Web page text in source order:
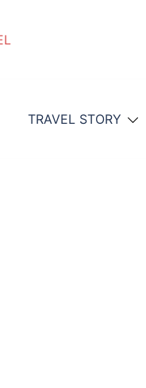
TRAVEL STORY